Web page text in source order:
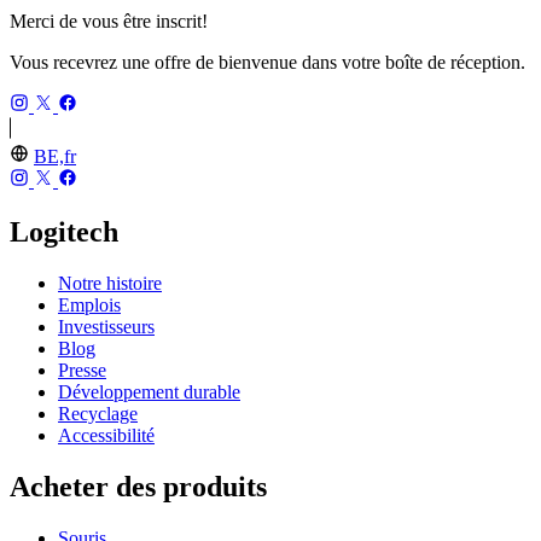
Merci de vous être inscrit!
Vous recevrez une offre de bienvenue dans votre boîte de réception.
BE,fr
Logitech
Notre histoire
Emplois
Investisseurs
Blog
Presse
Développement durable
Recyclage
Accessibilité
Acheter des produits